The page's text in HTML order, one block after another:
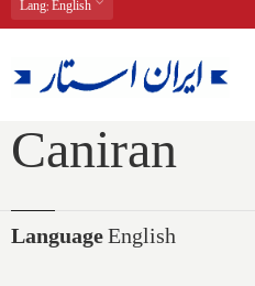
Lang: English
Caniran
LanguageEnglish